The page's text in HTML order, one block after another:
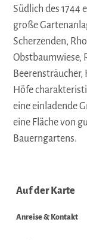
Südlich des
große
Scherzenden,
Obstbaumwiese,
Höfe
eine einladende
eine Fläche von
Bauerngartens.
Auf der Karte
Anreise & Kontakt